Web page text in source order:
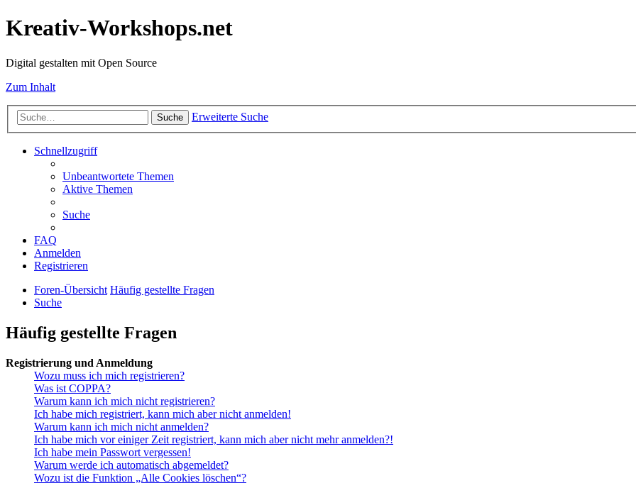
Kreativ-Workshops.net
Digital gestalten mit Open Source
Zum Inhalt
Suche Erweiterte Suche
Schnellzugriff
Unbeantwortete Themen
Aktive Themen
Suche
FAQ
Anmelden
Registrieren
Foren-Übersicht Häufig gestellte Fragen
Suche
Häufig gestellte Fragen
Registrierung und Anmeldung
Wozu muss ich mich registrieren?
Was ist COPPA?
Warum kann ich mich nicht registrieren?
Ich habe mich registriert, kann mich aber nicht anmelden!
Warum kann ich mich nicht anmelden?
Ich habe mich vor einiger Zeit registriert, kann mich aber nicht mehr anmelden?!
Ich habe mein Passwort vergessen!
Warum werde ich automatisch abgemeldet?
Wozu ist die Funktion „Alle Cookies löschen“?